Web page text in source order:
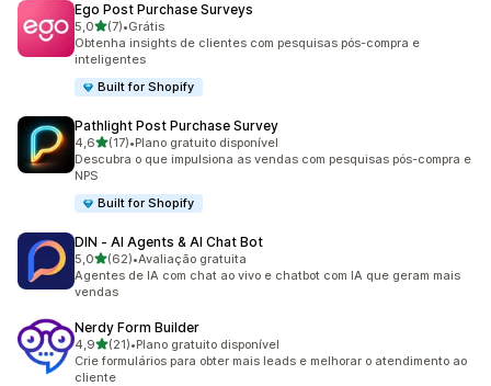
Ego Post Purchase Surveys
5,0de 5 estrelas
(7)
7 avaliações ao todo
•Grátis
Obtenha insights de clientes com pesquisas pós-compra e
inteligentes
Built for Shopify
Pathlight Post Purchase Survey
4,6de 5 estrelas
(17)
17 avaliações ao todo
•Plano gratuito disponível
Descubra o que impulsiona as vendas com pesquisas pós-compra e
NPS
Built for Shopify
DIN ‑ AI Agents & AI Chat Bot
5,0de 5 estrelas
(62)
62 avaliações ao todo
•Avaliação gratuita
Agentes de IA com chat ao vivo e chatbot com IA que geram mais
vendas
Nerdy Form Builder
4,9de 5 estrelas
(21)
21 avaliações ao todo
•Plano gratuito disponível
Crie formulários para obter mais leads e melhorar o atendimento ao
cliente